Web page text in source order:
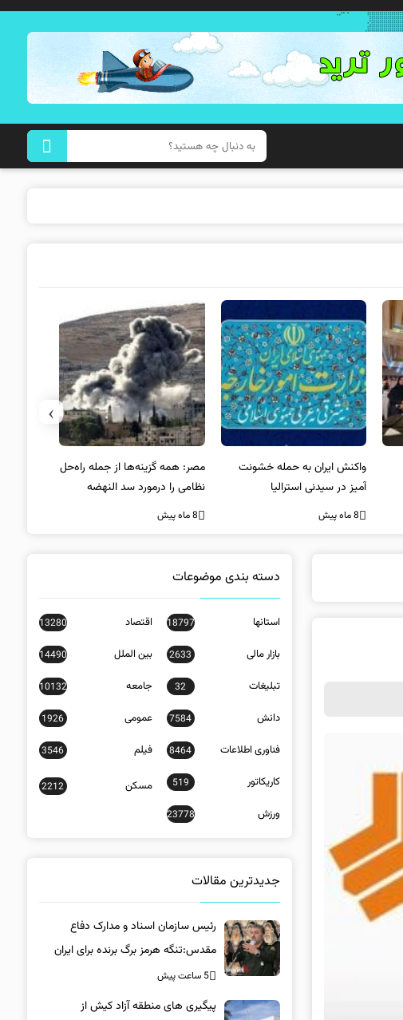
واکنش ایران به حمله خشونت
آمیز در سیدنی استرالیا
8 ماه پیش
مصر: همه گزینه‌ها از جمله راه‌حل
نظامی را درمورد سد النهضه
بررسی می‌کنیم
8 ماه پیش
›
دسته بندی موضوعات
استانها 18797 اقتصاد 13280
بازار مالی 2633 بین الملل 14490
تبلیغات 32 جامعه 10132
دانش 7584 عمومی 1926
فناوری اطلاعات 8464 فیلم 3546
کاریکاتور 519 مسکن 2212
ورزش 23778
جدیدترین مقالات
رئیس سازمان اسناد و مدارک دفاع
مقدس:تنگه هرمز برگ برنده برای ایران
است
5 ساعت پیش
پیگیری های منطقه آزاد کیش از